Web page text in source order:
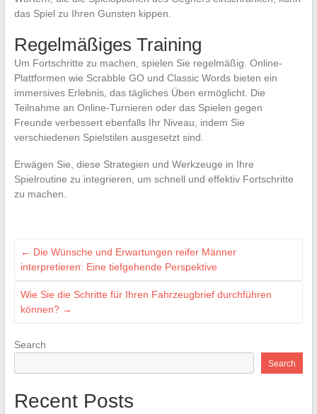
das Spiel zu Ihren Gunsten kippen.
Regelmäßiges Training
Um Fortschritte zu machen, spielen Sie regelmäßig. Online-
Plattformen wie Scrabble GO und Classic Words bieten ein
immersives Erlebnis, das tägliches Üben ermöglicht. Die
Teilnahme an Online-Turnieren oder das Spielen gegen
Freunde verbessert ebenfalls Ihr Niveau, indem Sie
verschiedenen Spielstilen ausgesetzt sind.
Erwägen Sie, diese Strategien und Werkzeuge in Ihre
Spielroutine zu integrieren, um schnell und effektiv Fortschritte
zu machen.
← Die Wünsche und Erwartungen reifer Männer
interpretieren: Eine tiefgehende Perspektive
Wie Sie die Schritte für Ihren Fahrzeugbrief durchführen
können? →
Search
Search
Recent Posts